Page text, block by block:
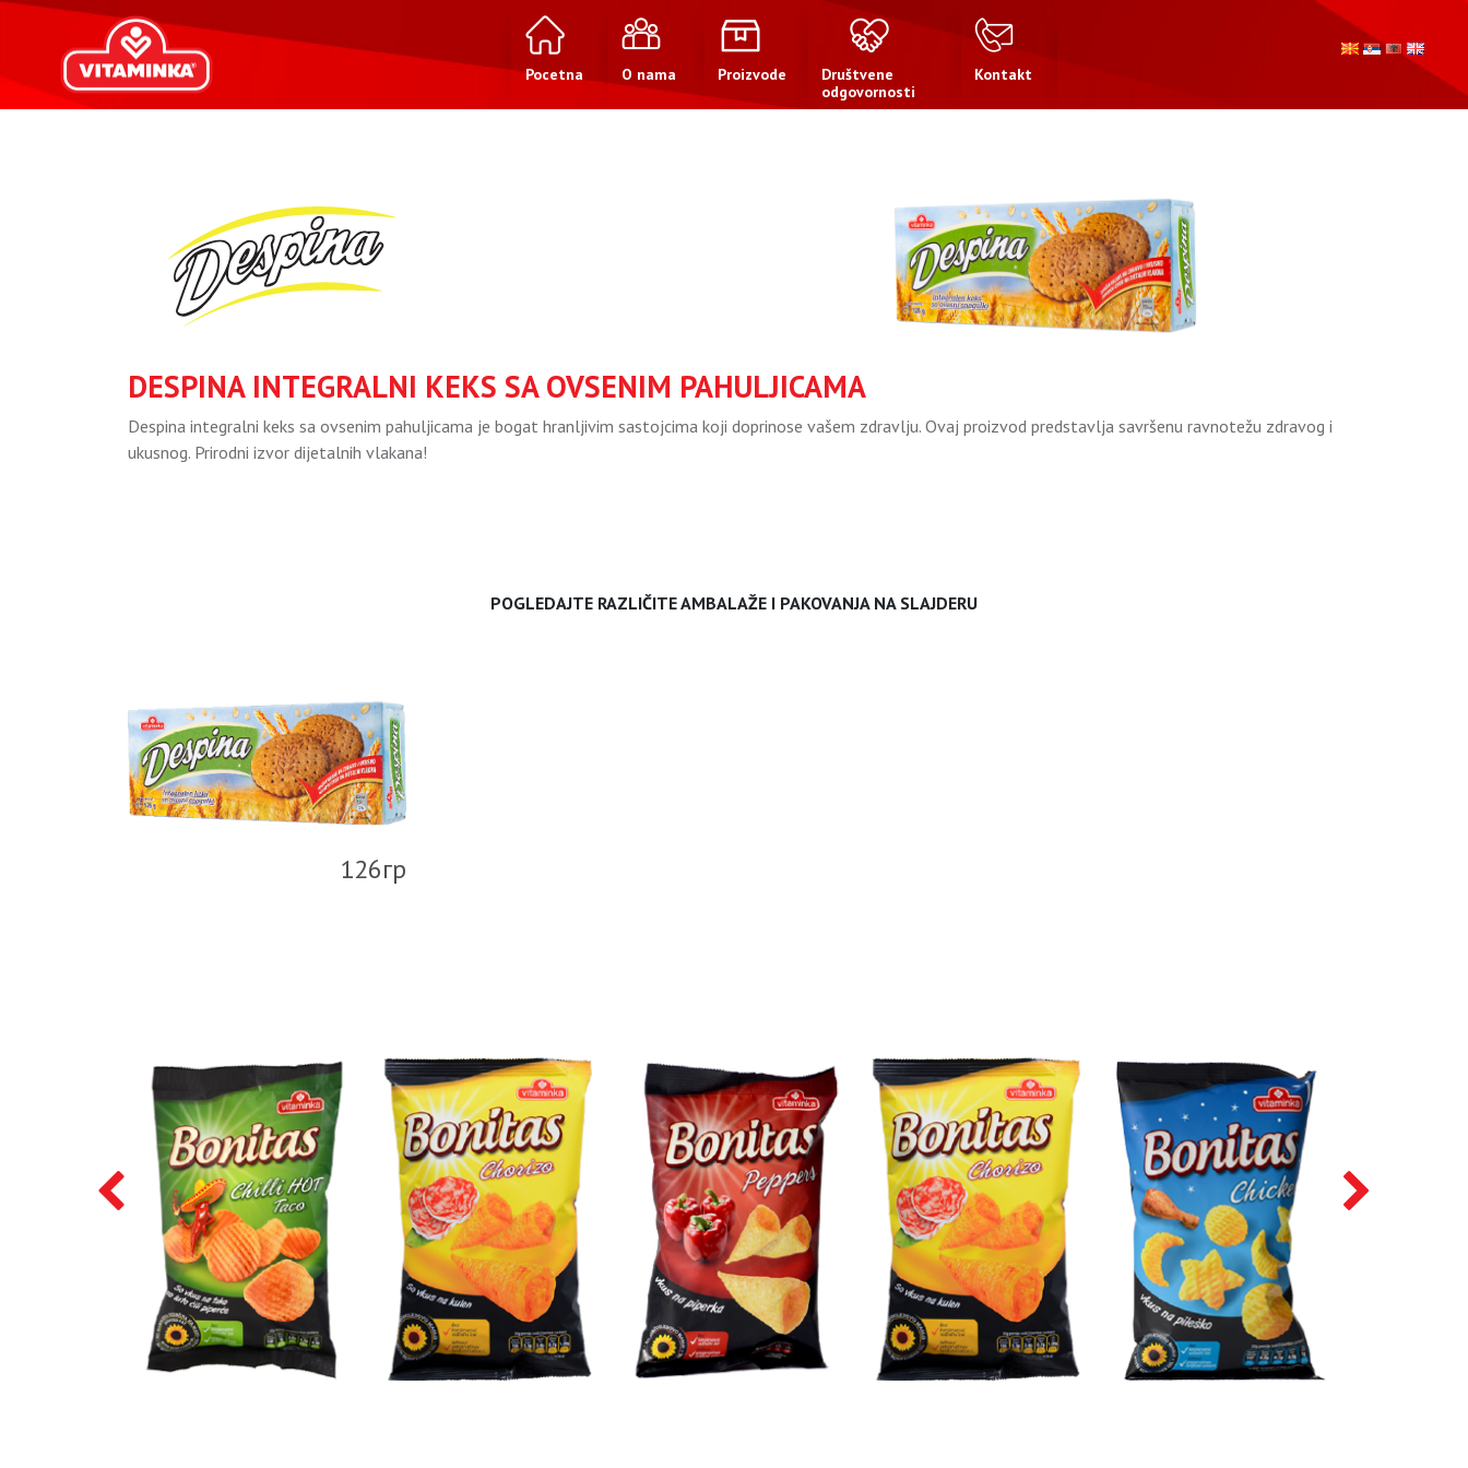
Pocetna O nama Proizvode
Društvene
odgovornosti
Kontakt
DESPINA INTEGRALNI KEKS SA OVSENIM PAHULJICAMA
Despina integralni keks sa ovsenim pahuljicama je bogat hranljivim sastojcima koji doprinose vašem zdravlju. Ovaj proizvod predstavlja savršenu ravnotežu zdravog i
ukusnog. Prirodni izvor dijetalnih vlakana!
POGLEDAJTE RAZLIČITE AMBALAŽE I PAKOVANJA NA SLAJDERU
126гр